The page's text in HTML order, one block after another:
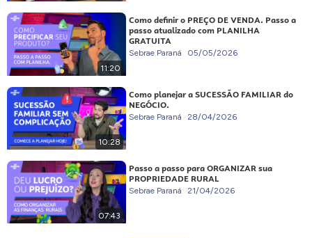
11:20
Como definir o PREÇO DE VENDA. Passo a
passo atualizado com PLANILHA
GRATUITA
Sebrae Paraná 05/05/2026
10:28
Como planejar a SUCESSÃO FAMILIAR do
NEGÓCIO.
Sebrae Paraná 28/04/2026
07:43
Passo a passo para ORGANIZAR sua
PROPRIEDADE RURAL
Sebrae Paraná 21/04/2026